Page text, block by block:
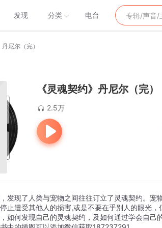
发现 分类 电台
丹尼尔（完）
《灵魂契约》丹尼尔（完）
2.5万
发现了人类与宠物之间往往订立了灵魂契约。宠
止遭受其他人的损害,或是不要在乎别人的眼光
如何发现自己的灵魂契约，及如何通过学会自己